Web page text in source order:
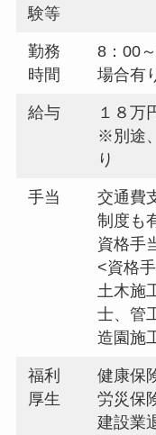
験等
勤務
時間
8：00
場合有
給与
１８万
※別途
り
手当
交通費
制度も
資格手
<資格
土木施
士、管
造園施
福利
厚生
健康保
労災保
建設業